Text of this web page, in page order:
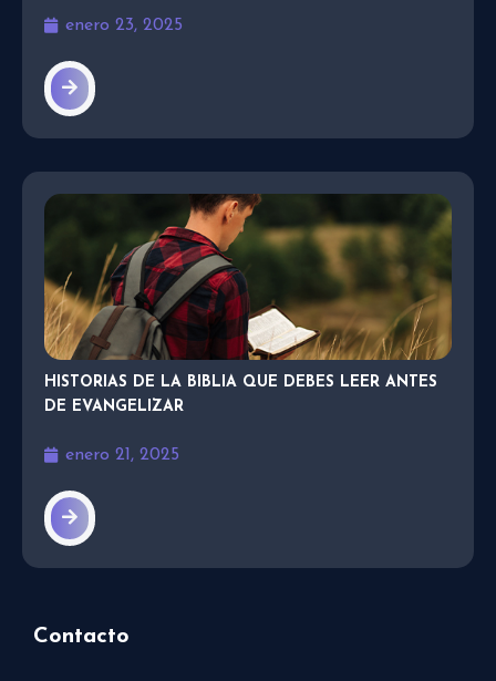
enero 23, 2025
HISTORIAS DE LA BIBLIA QUE DEBES LEER ANTES
DE EVANGELIZAR
enero 21, 2025
Contacto